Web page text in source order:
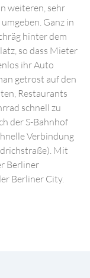
weiteren, sehr
Ganz in
hinter dem
so dass Mieter
ihr Auto
getrost auf den
Restaurants
schnell zu
der S-Bahnhof
Verbindung
Mit
Berliner
Berliner City.